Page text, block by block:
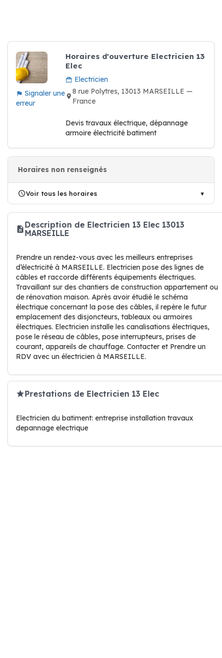
Signaler une
erreur
Horaires d'ouverture Electricien 13
Elec
Electricien
8 rue Polytres, 13013 MARSEILLE —
France
Devis travaux électrique, dépannage
armoire électricité batiment
Horaires non renseignés
Voir tous les horaires
Description de Electricien 13 Elec 13013
MARSEILLE
Prendre un rendez-vous avec les meilleurs entreprises
d’électricité à MARSEILLE. Electricien pose des lignes de
câbles et raccorde différents équipements électriques.
Travaillant sur des chantiers de construction appartement ou
de rénovation maison. Après avoir étudié le schéma
électrique concernant la pose des câbles, il repère le futur
emplacement des disjoncteurs, tableaux ou armoires
électriques. Electricien installe les canalisations électriques,
pose le réseau de câbles, pose interrupteurs, prises de
courant, appareils de chauffage. Contacter et Prendre un
RDV avec un électricien à MARSEILLE.
Prestations de Electricien 13 Elec
Electricien du batiment: entreprise installation travaux
depannage electrique